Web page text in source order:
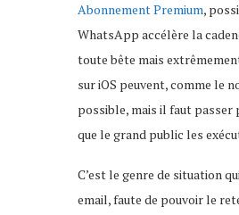
Abonnement Premium,
WhatsApp accélère la
toute bête mais
sur iOS peuvent, comme le
possible, mais il faut
que le grand public les
C’est le genre de situation
email, faute de pouvoir le